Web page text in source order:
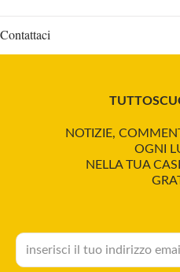
Contattaci
NOTIZIE,
OGNI
NELLA TUA